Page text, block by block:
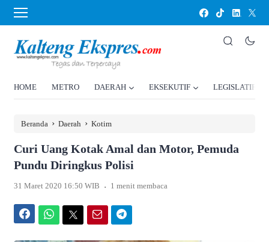
HOME METRO DAERAH EKSEKUTIF LEGISLATIF
Beranda › Daerah › Kotim
Curi Uang Kotak Amal dan Motor, Pemuda
Pundu Diringkus Polisi
31 Maret 2020 16:50 WIB . 1 menit membaca